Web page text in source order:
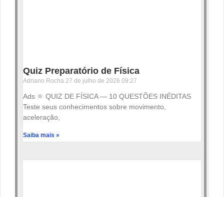
Quiz Preparatório de Física
Adriano Rocha 27 de julho de 2026 09:27
Ads ⚛️ QUIZ DE FÍSICA — 10 QUESTÕES INÉDITAS
Teste seus conhecimentos sobre movimento,
aceleração,
Saiba mais »